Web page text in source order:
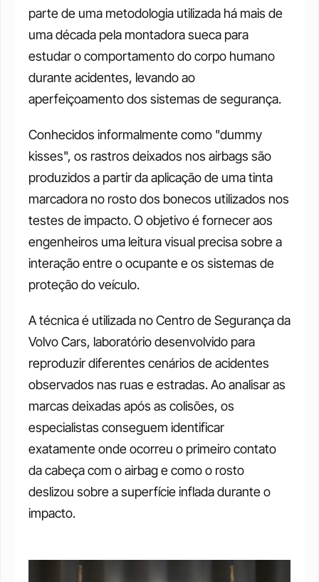
parte de uma metodologia utilizada há mais de
uma década pela montadora sueca para
estudar o comportamento do corpo humano
durante acidentes, levando ao
aperfeiçoamento dos sistemas de segurança.
Conhecidos informalmente como "dummy
kisses", os rastros deixados nos airbags são
produzidos a partir da aplicação de uma tinta
marcadora no rosto dos bonecos utilizados nos
testes de impacto. O objetivo é fornecer aos
engenheiros uma leitura visual precisa sobre a
interação entre o ocupante e os sistemas de
proteção do veículo.
A técnica é utilizada no Centro de Segurança da
Volvo Cars, laboratório desenvolvido para
reproduzir diferentes cenários de acidentes
observados nas ruas e estradas. Ao analisar as
marcas deixadas após as colisões, os
especialistas conseguem identificar
exatamente onde ocorreu o primeiro contato
da cabeça com o airbag e como o rosto
deslizou sobre a superfície inflada durante o
impacto.